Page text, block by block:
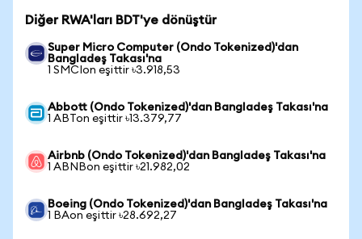
Diğer RWA'ları BDT'ye dönüştür
Super Micro Computer (Ondo Tokenized)'dan
Bangladeş Takası'na
1 SMCIon eşittir ৳3.918,53
Abbott (Ondo Tokenized)'dan Bangladeş Takası'na
1 ABTon eşittir ৳13.379,77
Airbnb (Ondo Tokenized)'dan Bangladeş Takası'na
1 ABNBon eşittir ৳21.982,02
Boeing (Ondo Tokenized)'dan Bangladeş Takası'na
1 BAon eşittir ৳28.692,27